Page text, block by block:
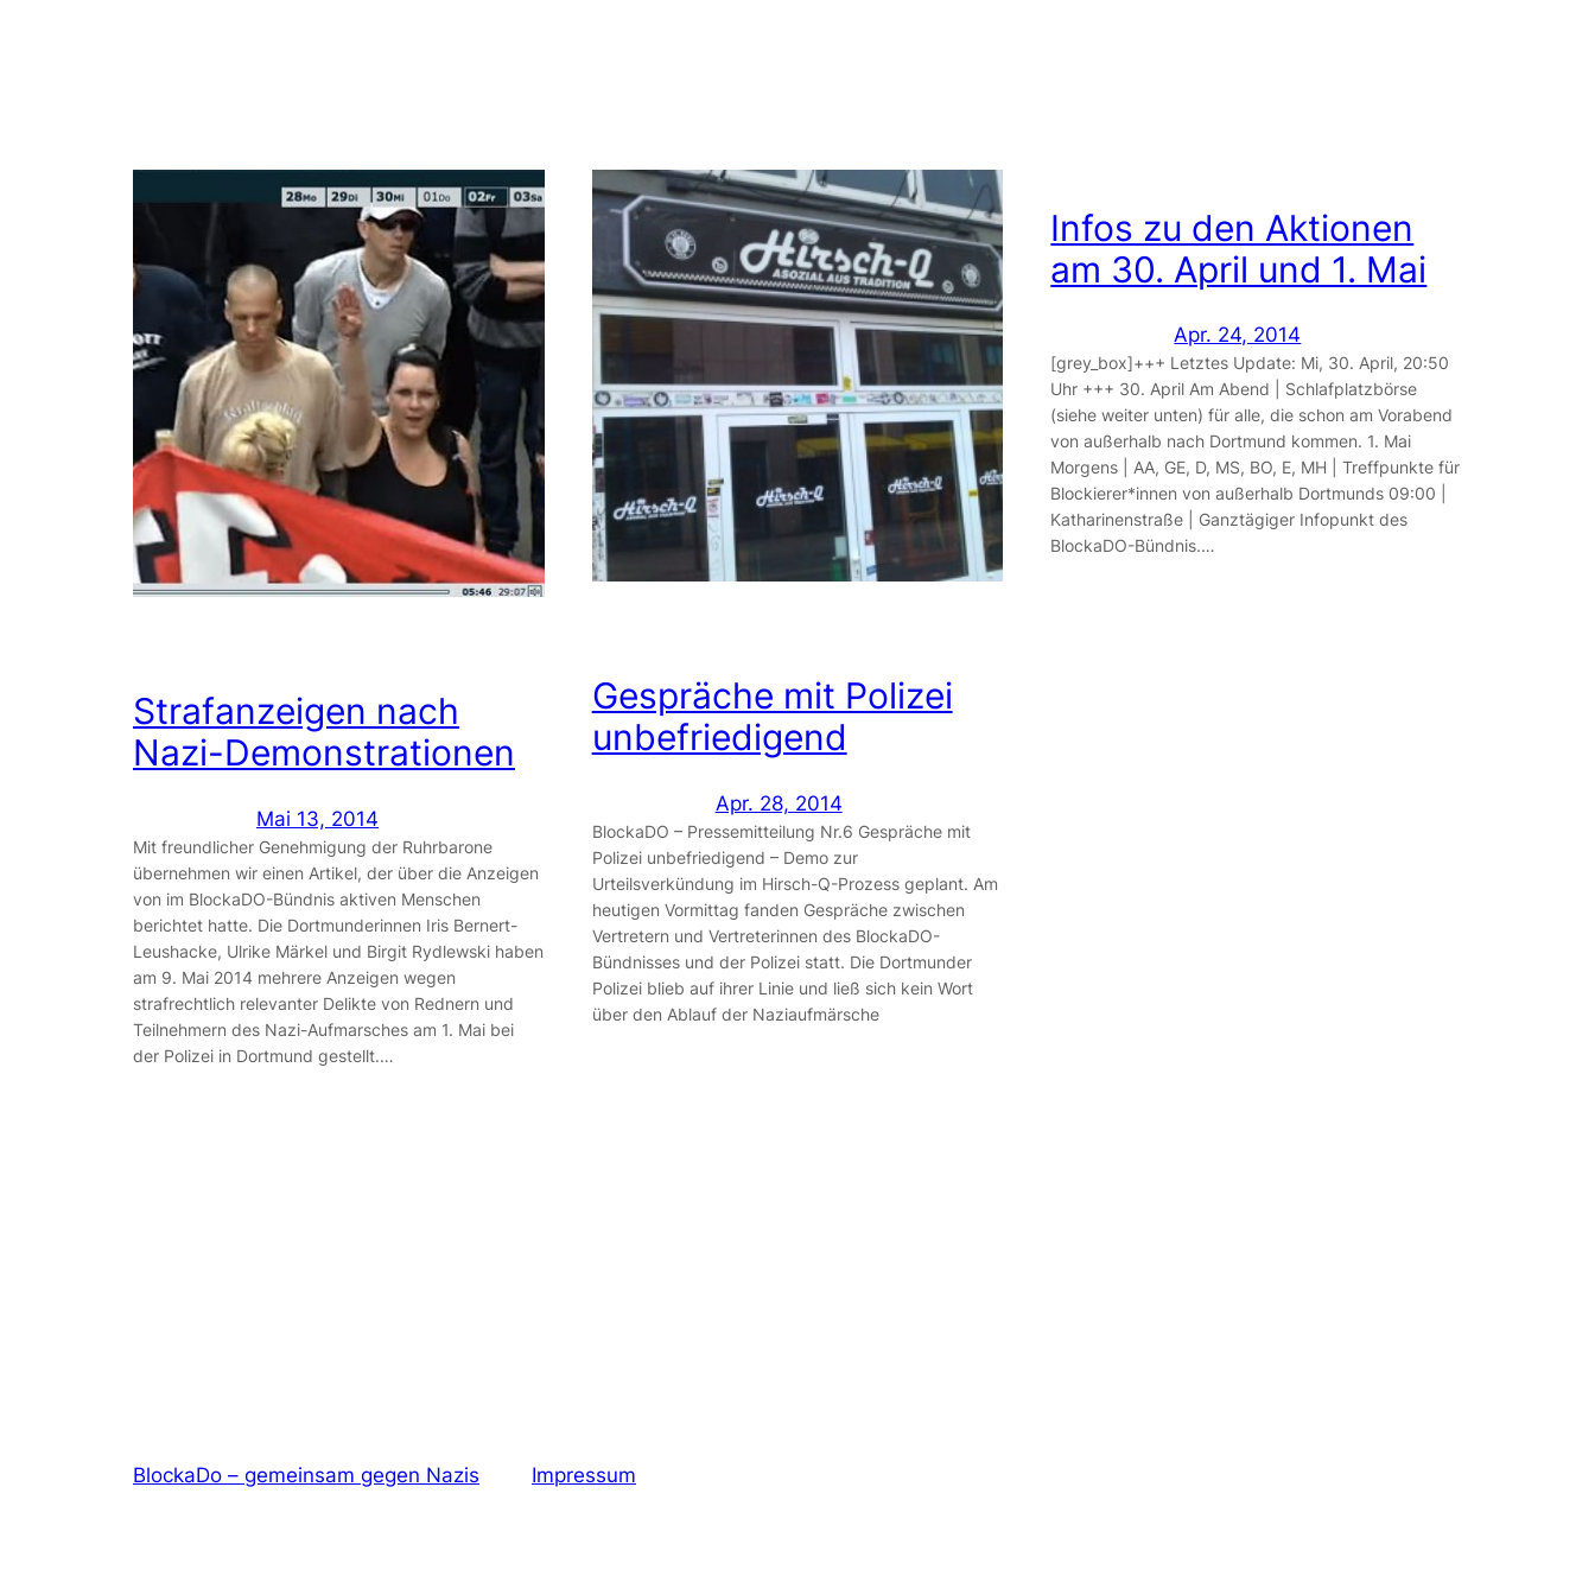
Strafanzeigen nach
Nazi-Demonstrationen
Mai 13, 2014
Mit freundlicher Genehmigung der Ruhrbarone
übernehmen wir einen Artikel, der über die Anzeigen
von im BlockaDO-Bündnis aktiven Menschen
berichtet hatte. Die Dortmunderinnen Iris Bernert-
Leushacke, Ulrike Märkel und Birgit Rydlewski haben
am 9. Mai 2014 mehrere Anzeigen wegen
strafrechtlich relevanter Delikte von Rednern und
Teilnehmern des Nazi-Aufmarsches am 1. Mai bei
der Polizei in Dortmund gestellt.…
Gespräche mit Polizei
unbefriedigend
Apr. 28, 2014
BlockaDO – Pressemitteilung Nr.6 Gespräche mit
Polizei unbefriedigend – Demo zur
Urteilsverkündung im Hirsch-Q-Prozess geplant. Am
heutigen Vormittag fanden Gespräche zwischen
Vertretern und Vertreterinnen des BlockaDO-
Bündnisses und der Polizei statt. Die Dortmunder
Polizei blieb auf ihrer Linie und ließ sich kein Wort
über den Ablauf der Naziaufmärsche
Infos zu den Aktionen
am 30. April und 1. Mai
Apr. 24, 2014
[grey_box]+++ Letztes Update: Mi, 30. April, 20:50
Uhr +++ 30. April Am Abend | Schlafplatzbörse
(siehe weiter unten) für alle, die schon am Vorabend
von außerhalb nach Dortmund kommen. 1. Mai
Morgens | AA, GE, D, MS, BO, E, MH | Treffpunkte für
Blockierer*innen von außerhalb Dortmunds 09:00 |
Katharinenstraße | Ganztägiger Infopunkt des
BlockaDO-Bündnis.…
BlockaDo – gemeinsam gegen Nazis Impressum